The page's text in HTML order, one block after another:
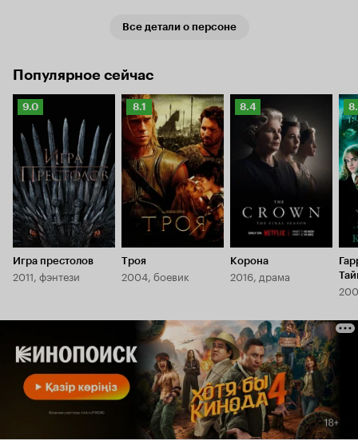
Все детали о персоне
Популярное сейчас
Рейтинг
Кинопоиска
9.0
9.0
Игра престолов
2011, фэнтези
Рейтинг
Кинопоиска
8.1
8.1
Троя
2004, боевик
Рейтинг
Кинопоиска
8.4
8.4
Корона
2016, драма